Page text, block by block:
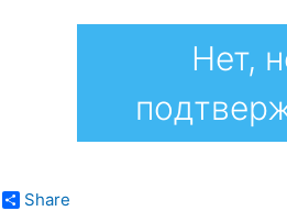
Нет,
Share